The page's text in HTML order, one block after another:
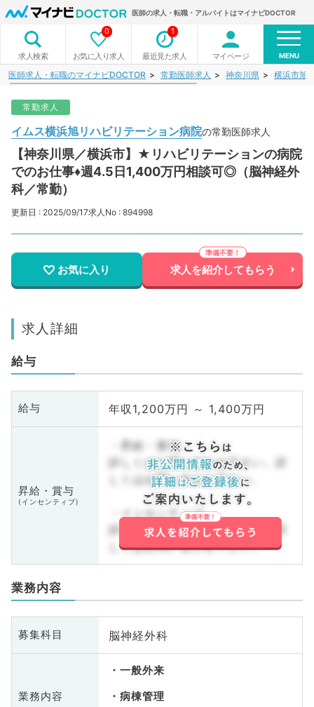
医師の求人・転職・アルバイトはマイナビDOCTOR
求人検索 お気に入り求人
0
最近見た求人
1
マイページ MENU
医師求人・転職のマイナビDOCTOR 常勤医師求人 神奈川県 横浜市旭
常勤求人
イムス横浜旭リハビリテーション病院​の常勤医師求人
【神奈川県／横浜市】★リハビリテーションの病院
でのお仕事♦週4.5日1,400万円相談可◎（脳神経外
科／常勤）
更新日 : 2025/09/17求人No : 894998
お気に入り 求人を紹介してもらう
求人詳細
給与
給与 年収1,200万円 ～ 1,400万円
昇給・賞与
(インセンティブ)
・昇給・賞与
詳しくはお問い合わせ下さい。詳
しくはお問い合わせ下さい。
・インセンティブ
詳しくはお問い合わせ下さい。詳
しくはお問い合わせ下さい。
業務内容
募集科目 脳神経外科
業務内容
一般外来
病棟管理